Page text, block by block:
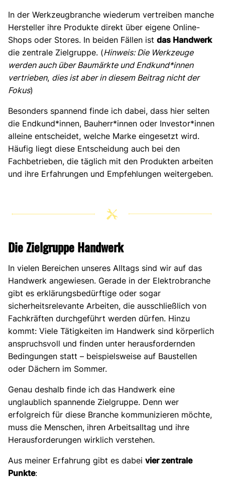
In der Werkzeugbranche wiederum vertreiben manche
Hersteller ihre Produkte direkt über eigene Online-
Shops oder Stores. In beiden Fällen ist das Handwerk
die zentrale Zielgruppe. (Hinweis: Die Werkzeuge
werden auch über Baumärkte und Endkund*innen
vertrieben, dies ist aber in diesem Beitrag nicht der
Fokus)
Besonders spannend finde ich dabei, dass hier selten
die Endkund*innen, Bauherr*innen oder Investor*innen
alleine entscheidet, welche Marke eingesetzt wird.
Häufig liegt diese Entscheidung auch bei den
Fachbetrieben, die täglich mit den Produkten arbeiten
und ihre Erfahrungen und Empfehlungen weitergeben.
Die Zielgruppe Handwerk
In vielen Bereichen unseres Alltags sind wir auf das
Handwerk angewiesen. Gerade in der Elektrobranche
gibt es erklärungsbedürftige oder sogar
sicherheitsrelevante Arbeiten, die ausschließlich von
Fachkräften durchgeführt werden dürfen. Hinzu
kommt: Viele Tätigkeiten im Handwerk sind körperlich
anspruchsvoll und finden unter herausfordernden
Bedingungen statt – beispielsweise auf Baustellen
oder Dächern im Sommer.
Genau deshalb finde ich das Handwerk eine
unglaublich spannende Zielgruppe. Denn wer
erfolgreich für diese Branche kommunizieren möchte,
muss die Menschen, ihren Arbeitsalltag und ihre
Herausforderungen wirklich verstehen.
Aus meiner Erfahrung gibt es dabei vier zentrale
Punkte: